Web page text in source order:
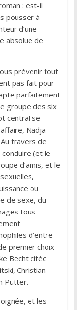
: est-il
pousser à
d’une
absolue de
prévenir tout
pas fait pour
parfaitement
groupe des six
central se
Nadja
travers de
(et le
d’amis, et le
ou
de sexe, du
tous
d’entre
premier choix
Becht citée
Christian
Pütter.
et les